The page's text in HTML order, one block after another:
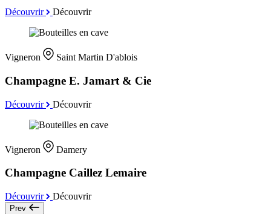
Découvrir Découvrir
Vigneron Saint Martin D'ablois
Champagne E. Jamart & Cie
Découvrir Découvrir
Vigneron Damery
Champagne Caillez Lemaire
Découvrir Découvrir
Prev